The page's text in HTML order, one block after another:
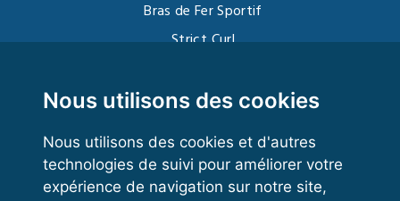
Nous utilisons des cookies
Nous utilisons des cookies et d'autres
technologies de suivi pour améliorer votre
expérience de navigation sur notre site,
Bras de Fer Sportif
Strict Curl
Kettlebell
VOS ESPACES